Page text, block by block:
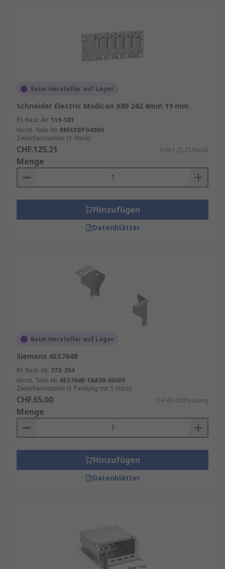
Beim Hersteller auf Lager
Schneider Electric Modicon X80 242.4mm 19 mm
RS Best.-Nr. 119-581
Herst. Teile-Nr. BMXXBP0400H
Zwischensumme (1 Stück)
CHF.125.21 CHF.125.21/Stück
Menge
Hinzufügen
Datenblätter
Beim Hersteller auf Lager
Siemens 6ES7648
RS Best.-Nr. 772-354
Herst. Teile-Nr. 6ES7648-1AA50-0XW0
Zwischensumme (1 Packung mit 5 Stück)
CHF.65.00 CHF.65.00/Packung
Menge
Hinzufügen
Datenblätter